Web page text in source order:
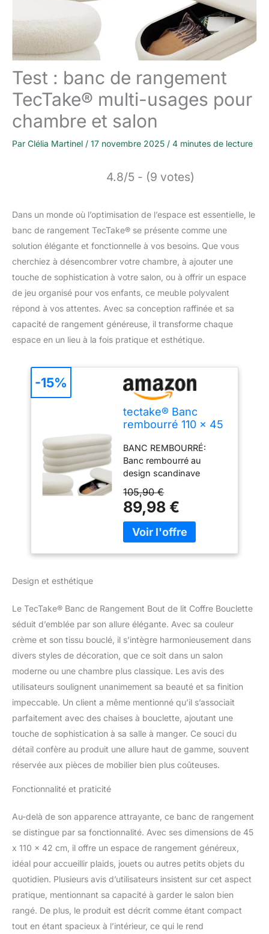
Test : banc de rangement
TecTake® multi-usages pour
chambre et salon
Par Clélia Martinel / 17 novembre 2025 / 4 minutes de lecture
4.8/5 - (9 votes)
Dans un monde où l’optimisation de l’espace est essentielle, le
banc de rangement TecTake® se présente comme une
solution élégante et fonctionnelle à vos besoins. Que vous
cherchiez à désencombrer votre chambre, à ajouter une
touche de sophistication à votre salon, ou à offrir un espace
de jeu organisé pour vos enfants, ce meuble polyvalent
répond à vos attentes. Avec sa conception raffinée et sa
capacité de rangement généreuse, il transforme chaque
espace en un lieu à la fois pratique et esthétique.
tectake® Banc
rembourré 110 x 45
150 kg, antidérapant
BANC REMBOURRÉ:
Banc rembourré au
design scandinave
bouclé doux et
confortable. Ce meuble
multifonctionnel associe
élégance et praticité,
REMBOURRÉE:
Banquette rembourrée
avec couvercle amovible
tapissé de mousse haute
densité pour un confort
optimal. La structure
stable en MDF robuste
supporte jusqu'à 150 kg,
garantissant une
utilisation durable et
fiable au quotidien.
COFFRE BANC: Coffre
banc avec 2 grands
affaires efficacement.
Dimensions intérieures
de ranger coussins,
plaids ou autres objets
du quotidien en toute
discrétion. OTTOMAN DE
RANGEMENT: Ottoman
de rangement avec
patins en plastique
105,90 €
89,98 €
-15%
Design et esthétique
Le TecTake® Banc de Rangement Bout de lit Coffre Bouclette
séduit d’emblée par son allure élégante. Avec sa couleur
crème et son tissu bouclé, il s’intègre harmonieusement dans
divers styles de décoration, que ce soit dans un salon
moderne ou une chambre plus classique. Les avis des
utilisateurs soulignent unanimement sa beauté et sa finition
impeccable. Un client a même mentionné qu’il s’associait
parfaitement avec des chaises à bouclette, ajoutant une
touche de sophistication à sa salle à manger. Ce souci du
détail confère au produit une allure haut de gamme, souvent
réservée aux pièces de mobilier bien plus coûteuses.
Fonctionnalité et praticité
Au-delà de son apparence attrayante, ce banc de rangement
se distingue par sa fonctionnalité. Avec ses dimensions de 45
x 110 x 42 cm, il offre un espace de rangement généreux,
idéal pour accueillir plaids, jouets ou autres petits objets du
quotidien. Plusieurs avis d’utilisateurs insistent sur cet aspect
pratique, mentionnant sa capacité à garder le salon bien
rangé. De plus, le produit est décrit comme étant compact
tout en étant spacieux à l’intérieur, ce qui le rend